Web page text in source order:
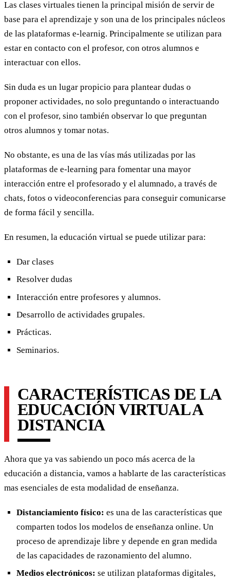
Las clases virtuales tienen la principal misión de servir de
base para el aprendizaje y son una de los principales núcleos
de las plataformas e-learnig. Principalmente se utilizan para
estar en contacto con el profesor, con otros alumnos e
interactuar con ellos.
Sin duda es un lugar propicio para plantear dudas o
proponer actividades, no solo preguntando o interactuando
con el profesor, sino también observar lo que preguntan
otros alumnos y tomar notas.
No obstante, es una de las vías más utilizadas por las
plataformas de e-learning para fomentar una mayor
interacción entre el profesorado y el alumnado, a través de
chats, fotos o videoconferencias para conseguir comunicarse
de forma fácil y sencilla.
En resumen, la educación virtual se puede utilizar para:
Dar clases
Resolver dudas
Interacción entre profesores y alumnos.
Desarrollo de actividades grupales.
Prácticas.
Seminarios.
CARACTERÍSTICAS DE LA
EDUCACIÓN VIRTUAL A
DISTANCIA
Ahora que ya vas sabiendo un poco más acerca de la
educación a distancia, vamos a hablarte de las características
mas esenciales de esta modalidad de enseñanza.
Distanciamiento físico: es una de las características que
comparten todos los modelos de enseñanza online. Un
proceso de aprendizaje libre y depende en gran medida
de las capacidades de razonamiento del alumno.
Medios electrónicos: se utilizan plataformas digitales,